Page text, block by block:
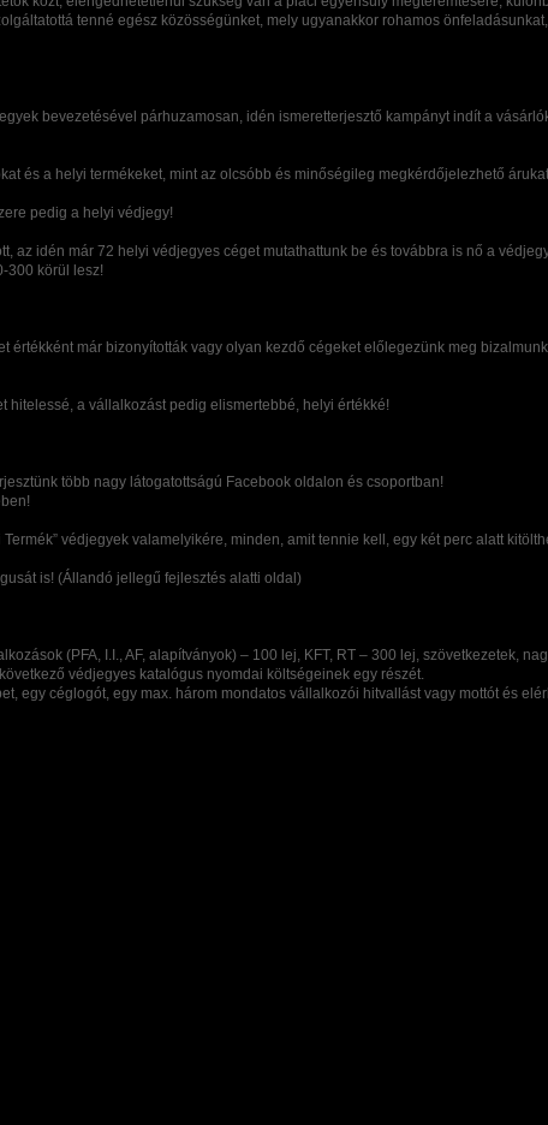
tenné egész közösségünket, mely ugyanakkor rohamos
bevezetésével párhuzamosan, idén ismeretterjesztő kampányt indít a
és a helyi termékeket, mint az olcsóbb és minőségileg megkérdőjelezhető
pedig a helyi védjegy!
az idén már 72 helyi védjegyes céget mutathattunk be és továbbra is nő a
300 körül lesz!
már bizonyították vagy olyan kezdő cégeket előlegezünk meg
hitelessé, a vállalkozást pedig elismertebbé, helyi értékké!
több nagy látogatottságú Facebook oldalon és csoportban!
védjegyek valamelyikére, minden, amit tennie kell, egy két perc alatt
is! (Állandó jellegű fejlesztés alatti oldal)
(PFA, I.I., AF, alapítványok) – 100 lej, KFT, RT – 300 lej, szövetkezetek,
védjegyes katalógus nyomdai költségeinek egy részét.
egy céglogót, egy max. három mondatos vállalkozói hitvallást vagy mottót és